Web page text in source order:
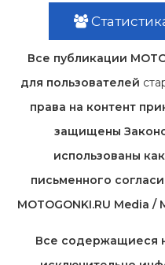
Все публикации
для пользователей
права на контент
защищены
использованы
письменного
MOTOGONKI.RU Media /
Все содержащиеся